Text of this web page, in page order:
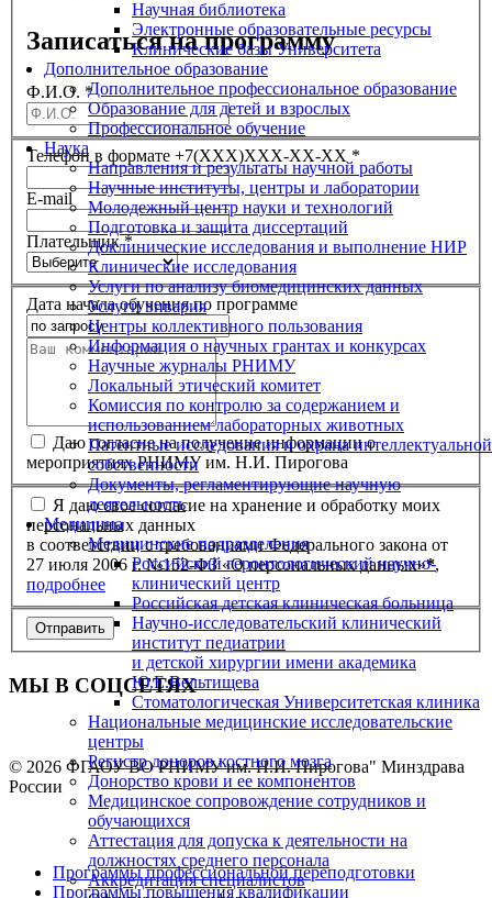
Научная библиотека
Электронные образовательные ресурсы
Клинические базы Университета
Дополнительное образование
Дополнительное профессиональное образование
Образование для детей и взрослых
Профессиональное обучение
Наука
Направления и результаты научной работы
Научные институты, центры и лаборатории
Молодежный центр науки и технологий
Подготовка и защита диссертаций
Доклинические исследования и выполнение НИР
Клинические исследования
Услуги по анализу биомедицинских данных
Услуги вивария
Центры коллективного пользования
Информация о научных грантах и конкурсах
Научные журналы РНИМУ
Локальный этический комитет
Комиссия по контролю за содержанием и
использованием лабораторных животных
Патентные исследования и охрана интеллектуальной
собственности
Документы, регламентирующие научную
деятельность
Медицина
Медицинские подразделения
Российский геронтологический научно-
клинический центр
Российская детская клиническая больница
Научно-исследовательский клинический
институт педиатрии
и детской хирургии имени академика
Ю.Е.Вельтищева
Стоматологическая Университетская клиника
Национальные медицинские исследовательские
центры
Регистр доноров костного мозга
Донорство крови и ее компонентов
Медицинское сопровождение сотрудников и
обучающихся
Аттестация для допуска к деятельности на
должностях среднего персонала
Аккредитация специалистов
Записаться на программу
Ф.И.О. *
Телефон в формате +7(XXX)XXX-XX-XX *
E-mail
Плательщик*
Дата начала обучения по программе
мероприятиях РНИМУ им. Н.И. Пирогова
персональных данных
в соответствии с требованиями Федерального закона от
27 июля 2006 г. №152-ФЗ «О персональных данных»*,
подробнее
МЫ В СОЦСЕТЯХ
© 2026 ФГАОУ ВО РНИМУ им. Н.И. Пирогова" Минздрава
России
Программы профессиональной переподготовки
Программы повышения квалификации